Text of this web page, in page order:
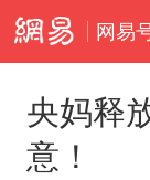
网易
央妈释
意！